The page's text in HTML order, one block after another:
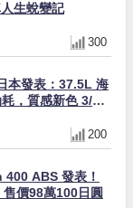
生蛻變記
300
本發表：37.5L 海
，質感新色 3/31
200
ABS 發表！
價98萬100日圓